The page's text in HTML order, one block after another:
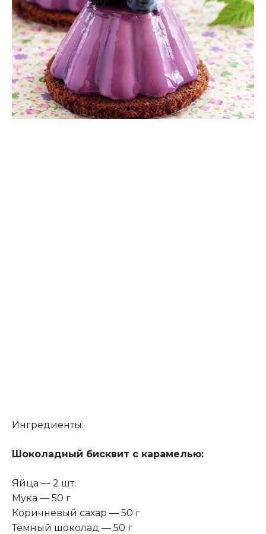
Ингредиенты:
Шоколадный бисквит с карамелью:
Яйца — 2 шт.
Мука — 50 г
Коричневый сахар — 50 г
Темный шоколад — 50 г